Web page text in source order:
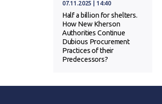
07.11.2025 | 14:40
Half a billion for shelters.
How New Kherson
Authorities Continue
Dubious Procurement
Practices of their
Predecessors?